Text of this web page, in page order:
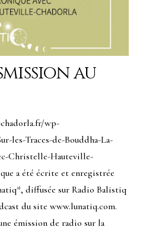
au
wp-
les-Traces-de-Bouddha-La-
Christelle-Hauteville-
a été écrite et enregistrée
diffusée sur Radio Balistiq
du site www.lunatiq.com.
émission de radio sur la